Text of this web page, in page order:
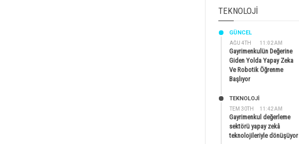
TEKNOLOJI
AĞU 4TH 11:02 AM
GÜNCEL
Gayrimenkulün Değerine
Giden Yolda Yapay Zeka
Ve Robotik Öğrenme
Başlıyor
TEM 30TH 11:42 AM
TEKNOLOJİ
Gayrimenkul değerleme
sektörü yapay zekâ
teknolojileriyle dönüşüyor